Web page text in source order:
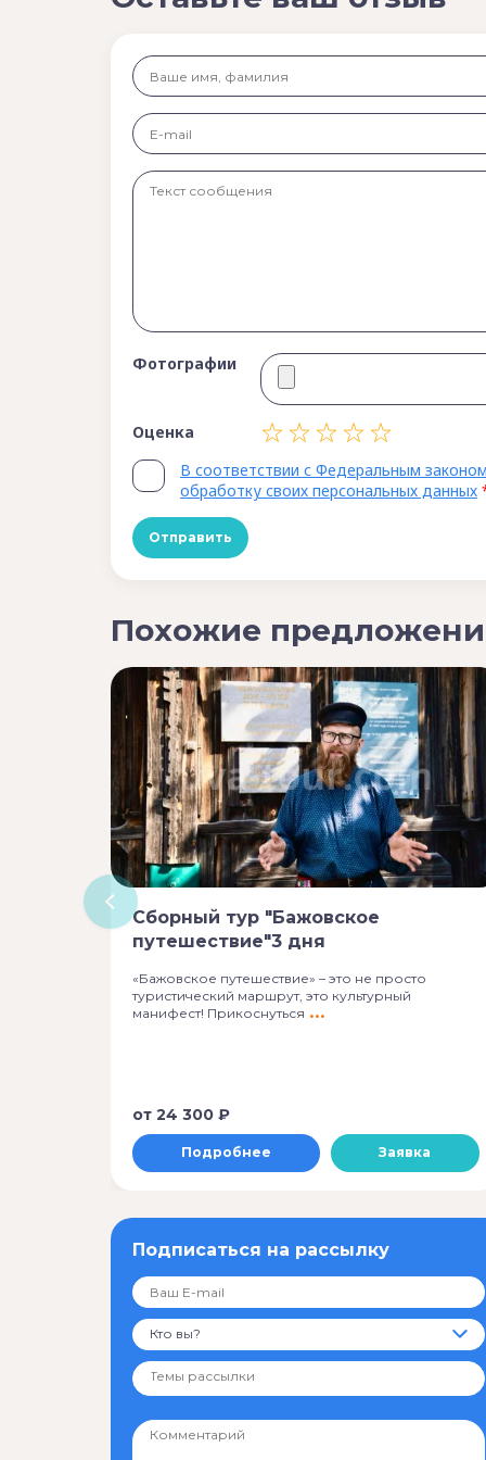
Фотографии
Оценка
В соответствии с Федеральным
обработку своих персональных данных
Похожие
Сборный тур "Бажовское
путешествие"3 дня
«Бажовское путешествие» – это не просто
туристический маршрут, это культурный
манифест! Прикоснуться
от 24 300 ₽
Подробнее Заявка
Подписаться на рассылку
Кто вы?